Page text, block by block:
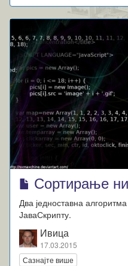
Сортирање
Два једноставна
ЈаваСкрипту.
Ивица
17.03.2015
Сазнајте више